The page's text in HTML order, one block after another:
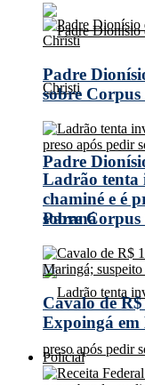
Padre
sobre
Padre
sobre
Ladrão tenta
chaminé e é
Paraná
Cavalo de
Expoingá
Policial